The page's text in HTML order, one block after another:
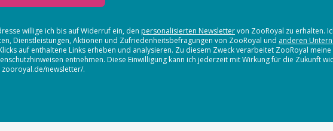
willige ich bis auf Widerruf ein, den personalisierten Newslettervon ZooRoyal zu erhalten.
Dienstleistungen, Aktionen und Zufriedenheitsbefragungen von ZooRoyal und anderen
auf enthaltene Links erheben und analysieren. Zu diesem Zweck verarbeitet ZooRoyal
entnehmen. Diese Einwilligung kann ich jederzeit mit Wirkung für die Zukunft
newsletter/.